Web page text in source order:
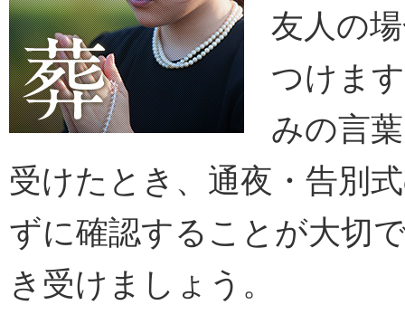
友人の
つけま
みの言
受けたとき、通夜・告別
ずに確認することが大切
き受けましょう。